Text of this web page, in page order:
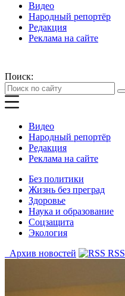
Видео
Народный репортёр
Редакция
Реклама на сайте
Поиск:
Видео
Народный репортёр
Редакция
Реклама на сайте
Без политики
Жизнь без преград
Здоровье
Наука и образование
Соцзащита
Экология
Архив новостей
RSS